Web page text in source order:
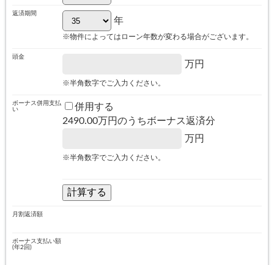
返済期間
年
※物件によってはローン年数が変わる場合がございます。
頭金
万円
※半角数字でご入力ください。
ボーナス併用支払
い
併用する
2490.00万円のうちボーナス返済分
万円
※半角数字でご入力ください。
月割返済額
ボーナス支払い額
(年2回)